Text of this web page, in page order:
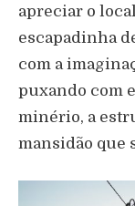
apreciar o
escapadinha
com a
puxando com
minério, a
mansidão que